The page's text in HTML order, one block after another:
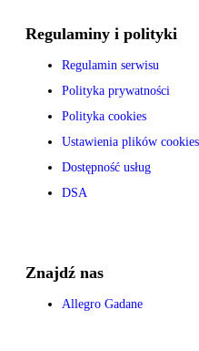
Regulaminy i polityki
Regulamin serwisu
Polityka prywatności
Polityka cookies
Ustawienia plików cookies
Dostępność usług
DSA
Znajdź nas
Allegro Gadane